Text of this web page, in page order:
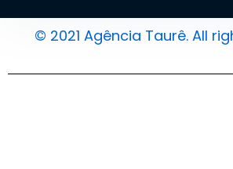
© 2021 Agência Taurê. All